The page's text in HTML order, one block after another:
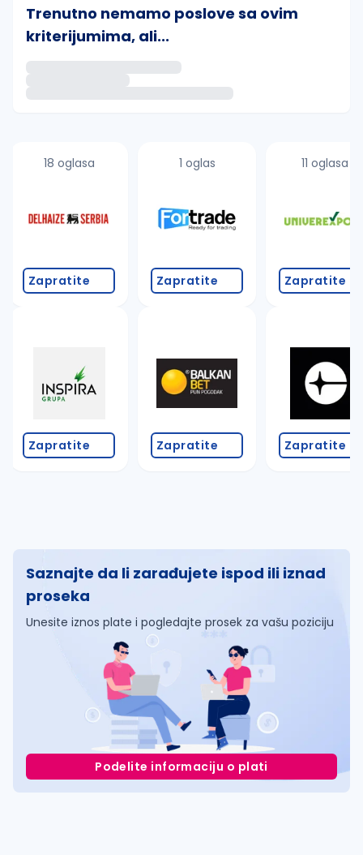
Trenutno nemamo poslove sa ovim
kriterijumima, ali...
proverite pravopisne greške (koristite č, ć, š, đ,
promenite odabrane filtere pretrage
18 oglasa
Zapratite
Zapratite
1 oglas
Zapratite
Zapratite
11 oglasa
Zapratite
Zapratite
Saznajte da li zarađujete ispod ili iznad
proseka
Unesite iznos plate i pogledajte prosek za vašu poziciju
Podelite informaciju o plati